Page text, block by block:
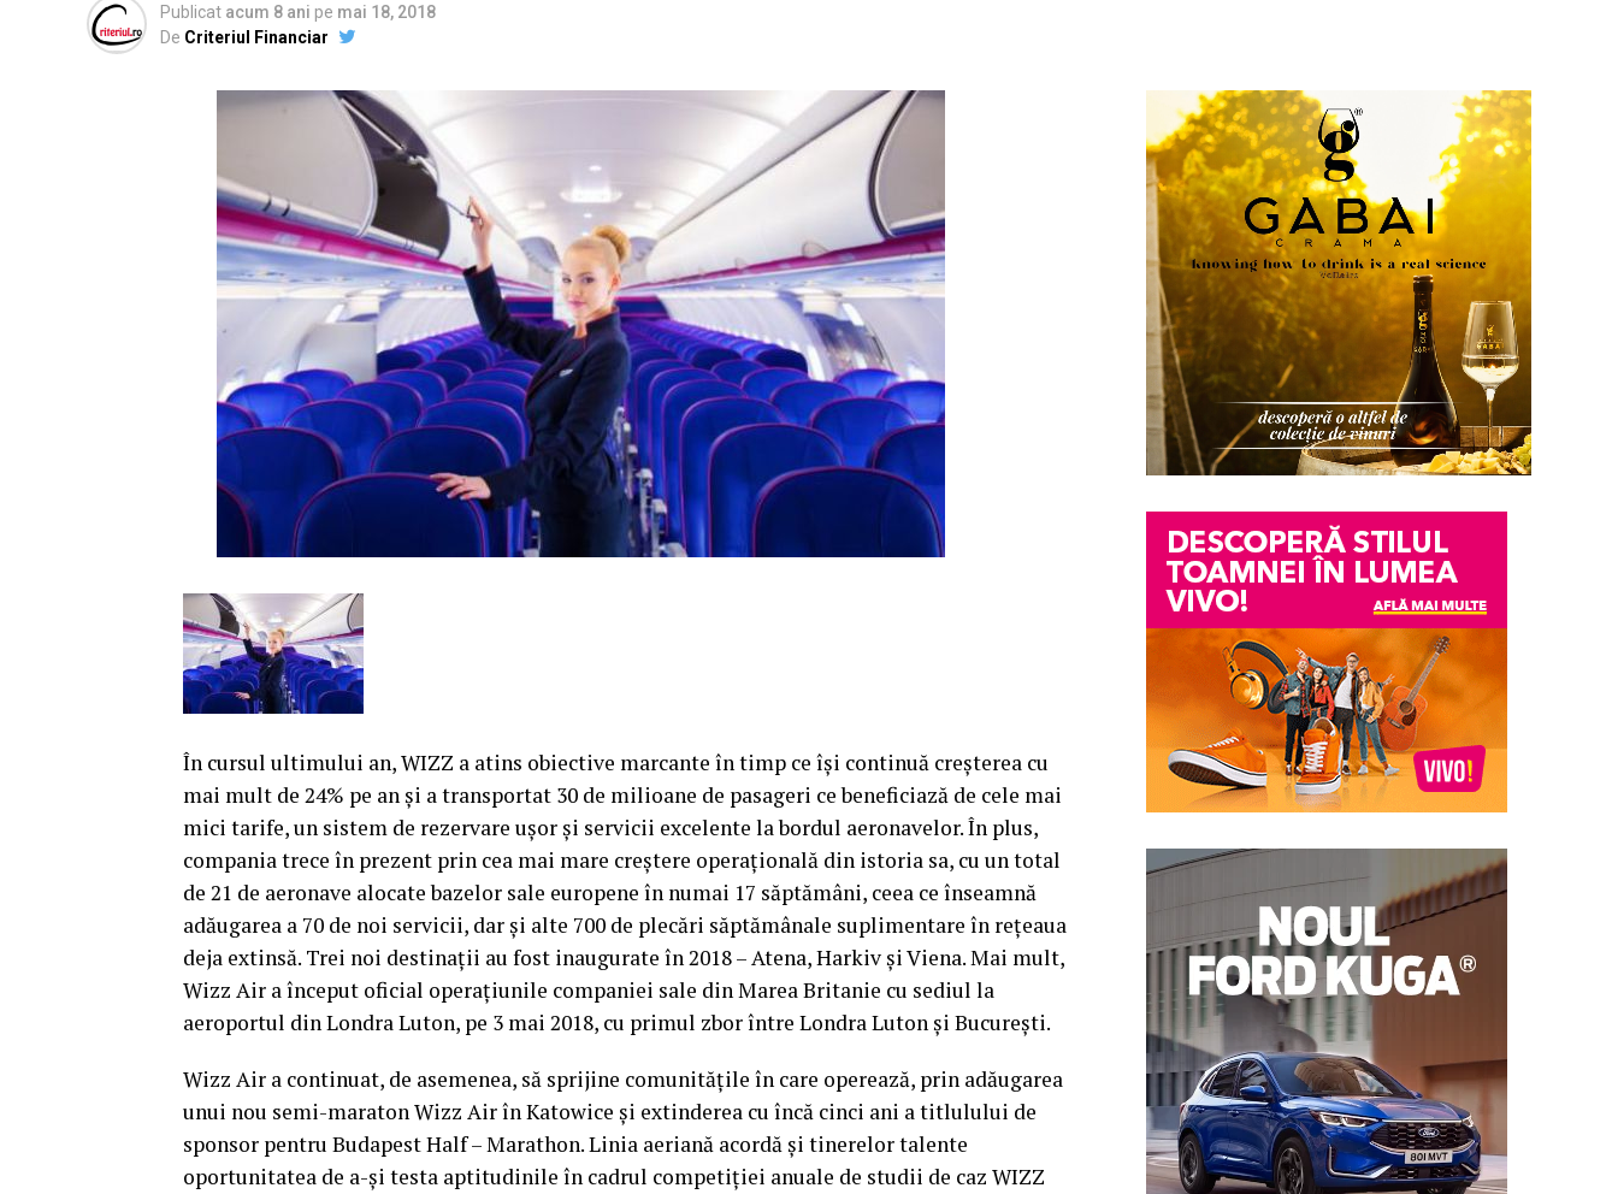
Publicat acum 8 ani pe mai 18, 2018
De Criteriul Financiar
În cursul ultimului an, WIZZ a atins obiective marcante în timp ce îşi continuă creşterea cu
mai mult de 24% pe an şi a transportat 30 de milioane de pasageri ce beneficiază de cele mai
mici tarife, un sistem de rezervare uşor şi servicii excelente la bordul aeronavelor. În plus,
compania trece în prezent prin cea mai mare creştere operaţională din istoria sa, cu un total
de 21 de aeronave alocate bazelor sale europene în numai 17 săptămâni, ceea ce înseamnă
adăugarea a 70 de noi servicii, dar şi alte 700 de plecări săptămânale suplimentare în reţeaua
deja extinsă. Trei noi destinaţii au fost inaugurate în 2018 – Atena, Harkiv şi Viena. Mai mult,
Wizz Air a început oficial operaţiunile companiei sale din Marea Britanie cu sediul la
aeroportul din Londra Luton, pe 3 mai 2018, cu primul zbor între Londra Luton şi Bucureşti.
Wizz Air a continuat, de asemenea, să sprijine comunităţile în care operează, prin adăugarea
unui nou semi-maraton Wizz Air în Katowice şi extinderea cu încă cinci ani a titlulului de
sponsor pentru Budapest Half – Marathon. Linia aeriană acordă şi tinerelor talente
oportunitatea de a-şi testa aptitudinile în cadrul competiţiei anuale de studii de caz WIZZ